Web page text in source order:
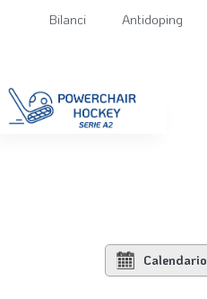
Bilanci Antidoping
Calendario